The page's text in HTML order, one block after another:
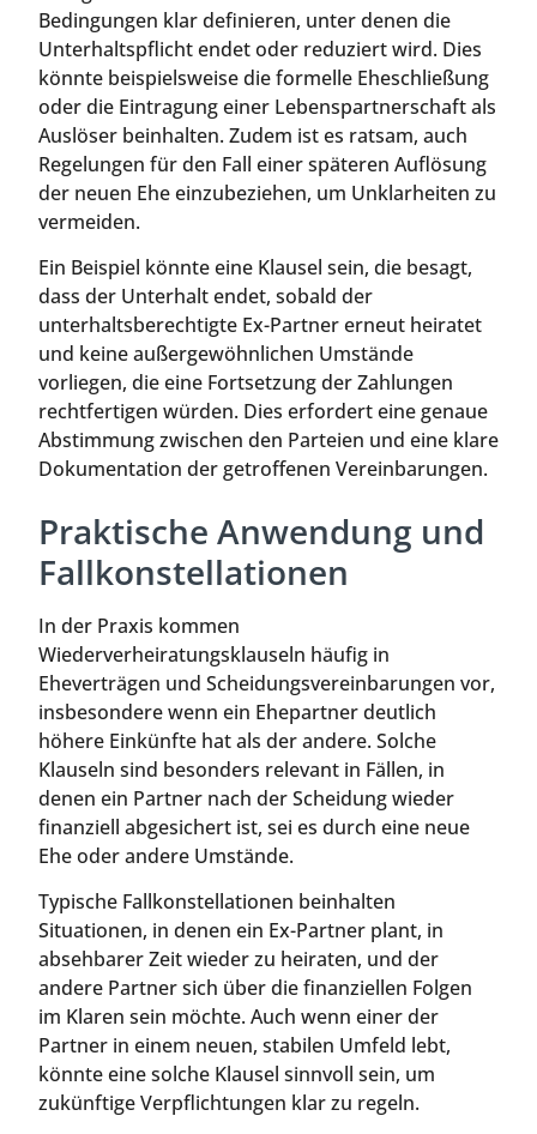
Bedingungen klar definieren, unter denen die
Unterhaltspflicht endet oder reduziert wird. Dies
könnte beispielsweise die formelle Eheschließung
oder die Eintragung einer Lebenspartnerschaft als
Auslöser beinhalten. Zudem ist es ratsam, auch
Regelungen für den Fall einer späteren Auflösung
der neuen Ehe einzubeziehen, um Unklarheiten zu
vermeiden.
Ein Beispiel könnte eine Klausel sein, die besagt,
dass der Unterhalt endet, sobald der
unterhaltsberechtigte Ex-Partner erneut heiratet
und keine außergewöhnlichen Umstände
vorliegen, die eine Fortsetzung der Zahlungen
rechtfertigen würden. Dies erfordert eine genaue
Abstimmung zwischen den Parteien und eine klare
Dokumentation der getroffenen Vereinbarungen.
Praktische Anwendung und
Fallkonstellationen
In der Praxis kommen
Wiederverheiratungsklauseln häufig in
Eheverträgen und Scheidungsvereinbarungen vor,
insbesondere wenn ein Ehepartner deutlich
höhere Einkünfte hat als der andere. Solche
Klauseln sind besonders relevant in Fällen, in
denen ein Partner nach der Scheidung wieder
finanziell abgesichert ist, sei es durch eine neue
Ehe oder andere Umstände.
Typische Fallkonstellationen beinhalten
Situationen, in denen ein Ex-Partner plant, in
absehbarer Zeit wieder zu heiraten, und der
andere Partner sich über die finanziellen Folgen
im Klaren sein möchte. Auch wenn einer der
Partner in einem neuen, stabilen Umfeld lebt,
könnte eine solche Klausel sinnvoll sein, um
zukünftige Verpflichtungen klar zu regeln.